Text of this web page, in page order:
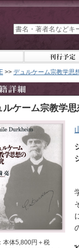
>> デュルケーム宗教学思
ルケーム宗教学
本体5,800円＋税